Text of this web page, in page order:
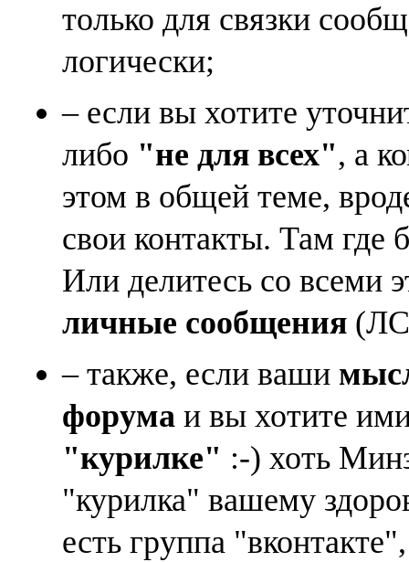
только для связки
логически;
– если вы хотите
либо "не для всех", а
этом в общей теме,
свои контакты. Там где
Или делитесь со всеми
личные сообщения
– также, если ваши
форума и вы хотите
"курилке" :-) хоть
"курилка" вашему
есть группа